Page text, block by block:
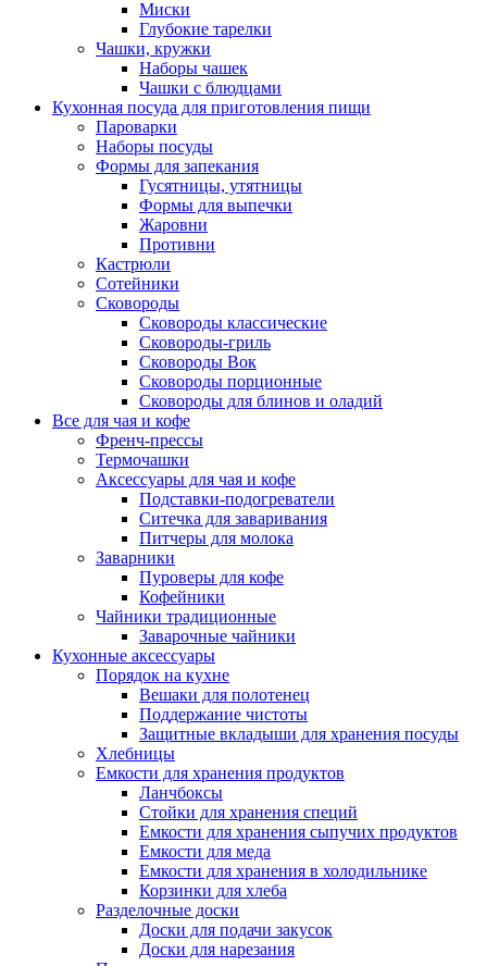
Миски
Глубокие тарелки
Чашки, кружки
Наборы чашек
Чашки с блюдцами
Кухонная посуда для приготовления пищи
Пароварки
Наборы посуды
Формы для запекания
Гусятницы, утятницы
Формы для выпечки
Жаровни
Противни
Кастрюли
Сотейники
Сковороды
Сковороды классические
Сковороды-гриль
Сковороды Вок
Сковороды порционные
Сковороды для блинов и оладий
Все для чая и кофе
Френч-прессы
Термочашки
Аксессуары для чая и кофе
Подставки-подогреватели
Ситечка для заваривания
Питчеры для молока
Заварники
Пуроверы для кофе
Кофейники
Чайники традиционные
Заварочные чайники
Кухонные аксессуары
Порядок на кухне
Вешаки для полотенец
Поддержание чистоты
Защитные вкладыши для хранения посуды
Хлебницы
Емкости для хранения продуктов
Ланчбоксы
Стойки для хранения специй
Емкости для хранения сыпучих продуктов
Емкости для меда
Емкости для хранения в холодильнике
Корзинки для хлеба
Разделочные доски
Доски для подачи закусок
Доски для нарезания